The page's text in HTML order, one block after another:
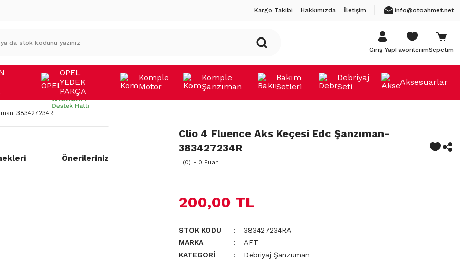
Kargo Takibi Hakkımızda İletişim info@otoahmet.net
Giriş YapFavorilerimSepetim
OPEL
YEDEK
PARÇA
Komple
Motor
Komple
Şanzıman
Bakım
Setleri
Debriyaj
Seti
Aksesuarlar
383427234R
Önerileriniz
Clio 4 Fluence Aks Keçesi Edc Şanzıman-
383427234R
(0) - 0 Puan
200,00 TL
STOK KODU
383427234RA
MARKA
AFT
KATEGORI
Debriyaj Şanzuman